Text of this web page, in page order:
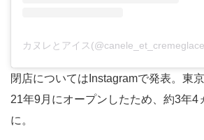
閉店についてはInstagramで発表。東
21年9月にオープンしたため、約3年4
に。